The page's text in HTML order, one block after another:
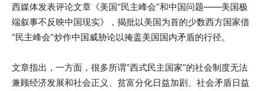
西媒体发表评论文章《美国“民主峰会”和中国问题——美国极
端叙事不反映中国现实》，揭批以美国为首的少数西方国家借
“民主峰会”炒作中国威胁论以掩盖美国国内矛盾的行径。
文章指出，一方面，很多所谓“西式民主国家”的社会制度无法
兼顾经济发展和社会正义、贫富分化日益加剧、社会矛盾日益